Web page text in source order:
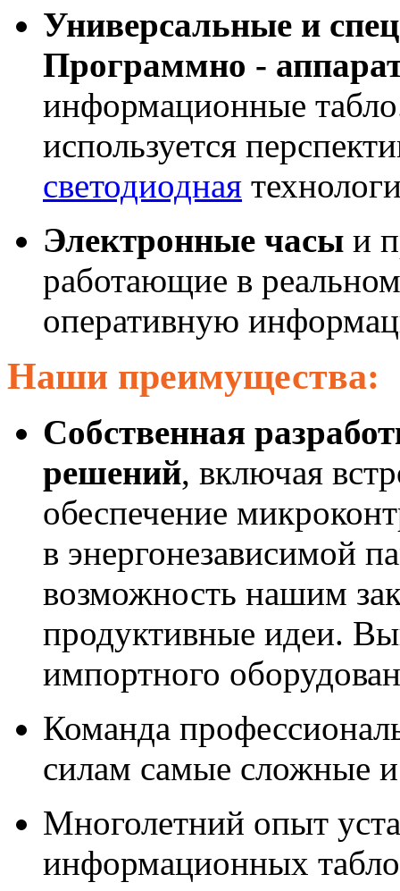
Универсальные и
Программно -
информационные
используется
светодиодная
Электронные часы и
работающие в
оперативную
Наши преимущества:
Собственная
решений, включая
обеспечение
в энергонезависимой
возможность нашим
продуктивные идеи.
импортного
Команда
силам самые сложные
Многолетний опыт
информационных